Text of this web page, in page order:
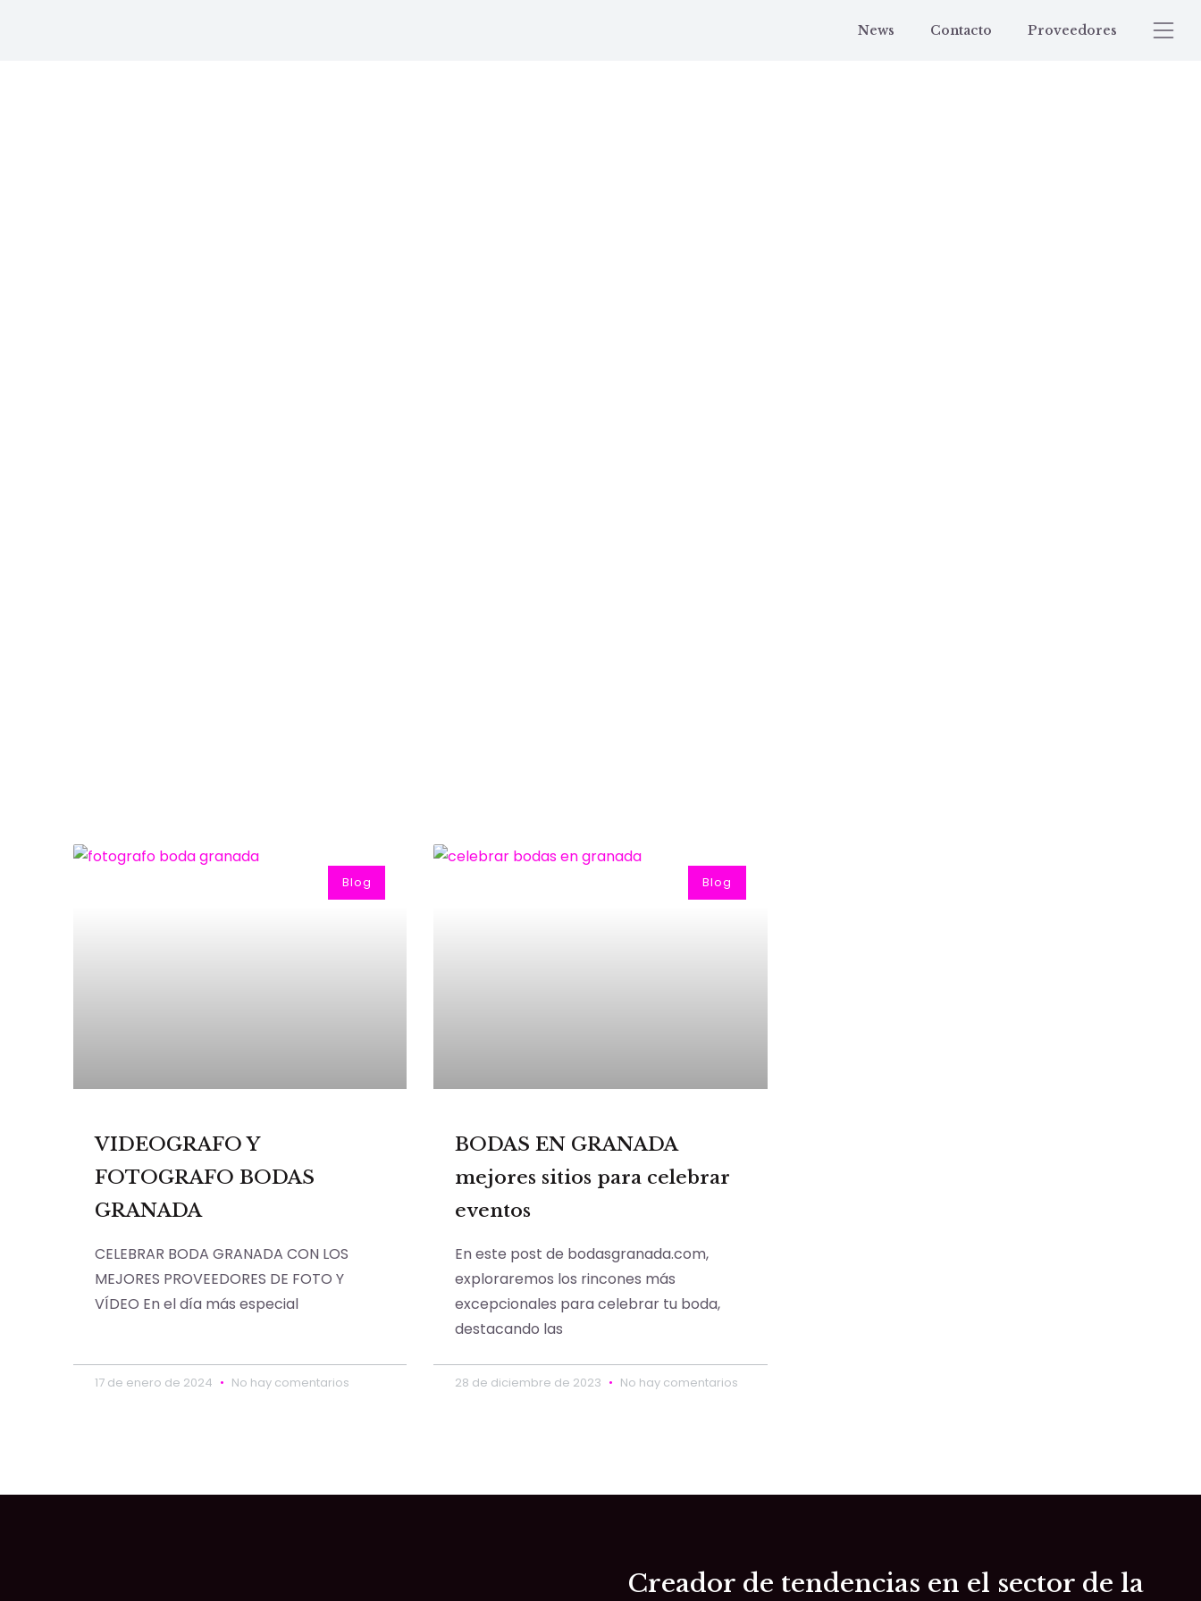
News Contacto Proveedores
Blog
VIDEOGRAFO Y
FOTOGRAFO BODAS
GRANADA
CELEBRAR BODA GRANADA CON LOS
MEJORES PROVEEDORES DE FOTO Y
VÍDEO En el día más especial
17 de enero de 2024 No hay comentarios
Blog
BODAS EN GRANADA
mejores sitios para celebrar
eventos
En este post de bodasgranada.com,
exploraremos los rincones más
excepcionales para celebrar tu boda,
destacando las
28 de diciembre de 2023 No hay comentarios
Creador de tendencias en el sector de la